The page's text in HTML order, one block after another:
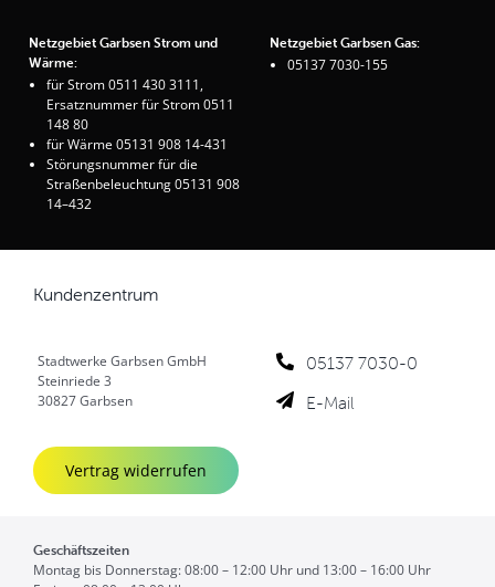
Netzgebiet Garbsen Strom und
Wärme:
für Strom 0511 430 3111,
Ersatznummer für Strom 0511
148 80
für Wärme 05131 908 14-431
Störungsnummer für die
Straßenbeleuchtung 05131 908
14–432
Netzgebiet Garbsen Gas:
05137 7030-155
Kundenzentrum
Stadtwerke Garbsen GmbH
Steinriede 3
30827 Garbsen
05137 7030-0
E-Mail
Vertrag widerrufen
Geschäftszeiten
Montag bis Donnerstag: 08:00 – 12:00 Uhr und 13:00 – 16:00 Uhr